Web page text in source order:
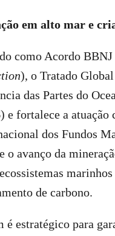
em alto mar e
como Acordo
), o Tratado
das Partes do
e fortalece a
dos Fundos
o avanço da
de carbono.
é estratégico para